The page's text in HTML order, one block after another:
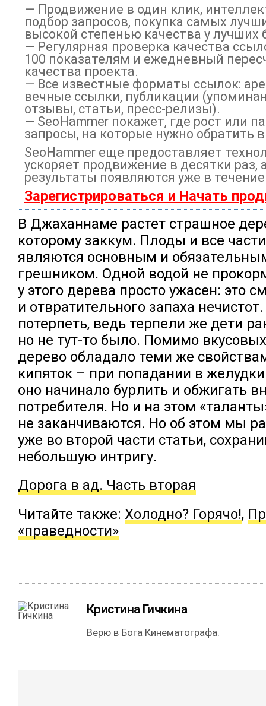
— Продвижение в один клик,
подбор запросов, покупка самых
высокой степенью качества у лучших
— Регулярная проверка качества
100 показателям и ежедневный
качества проекта.
— Все известные форматы ссылок:
вечные ссылки, публикации
отзывы, статьи, пресс-релизы).
— SeoHammer покажет, где рост или
запросы, на которые нужно обратить
SeoHammer еще предоставляет
ускоряет продвижение в десятки раз,
результаты появляются уже в
Зарегистрироваться и Начать
В Джаханнаме растет страшное
которому заккум. Плоды и все
являются основным и
грешником. Одной водой не
у этого дерева просто ужасен: это
и отвратительного запаха
потерпеть, ведь терпели же дети
но не тут-то было. Помимо вкусовых
дерево обладало теми же
кипяток – при попадании в
оно начинало бурлить и обжигать
потребителя. Но и на этом
не заканчиваются. Но об этом мы
уже во второй части статьи,
небольшую интригу.
Дорога в ад. Часть вторая
Читайте также: Холодно? Горячо!,
«праведности»
Кристина Гичкина
Верю в Бога Кинематографа.